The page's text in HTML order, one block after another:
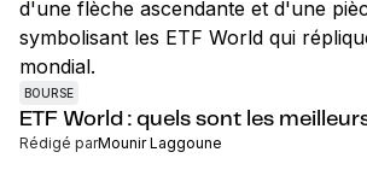
BOURSE
ETF World : quels sont les
Rédigé parMounir Laggoune